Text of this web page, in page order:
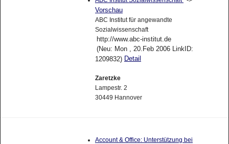
Vorschau
ABC Institut für angewandte
Sozialwissenschaft
http://www.abc-institut.de
(Neu: Mon , 20.Feb 2006 LinkID:
1209832) Detail
Zaretzke
Lampestr. 2
30449 Hannover
Account & Office: Unterstützung bei